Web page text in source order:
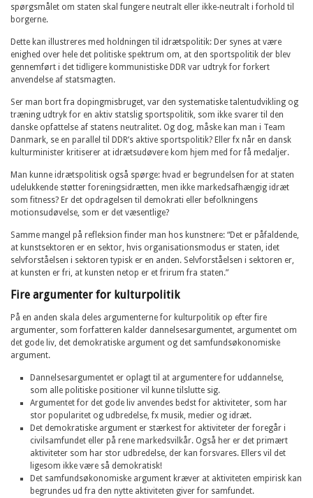
spørgsmålet om staten skal fungere neutralt eller ikke-neutralt i forhold til
borgerne.
Dette kan illustreres med holdningen til idrætspolitik: Der synes at være
enighed over hele det politiske spektrum om, at den sportspolitik der blev
gennemført i det tidligere kommunistiske DDR var udtryk for forkert
anvendelse af statsmagten.
Ser man bort fra dopingmisbruget, var den systematiske talentudvikling og
træning udtryk for en aktiv statslig sportspolitik, som ikke svarer til den
danske opfattelse af statens neutralitet. Og dog, måske kan man i Team
Danmark, se en parallel til DDR’s aktive sportspolitik? Eller fx når en dansk
kulturminister kritiserer at idrætsudøvere kom hjem med for få medaljer.
Man kunne idrætspolitisk også spørge: hvad er begrundelsen for at staten
udelukkende støtter foreningsidrætten, men ikke markedsafhængig idræt
som fitness? Er det opdragelsen til demokrati eller befolkningens
motionsudøvelse, som er det væsentlige?
Samme mangel på refleksion finder man hos kunstnere: “Det er påfaldende,
at kunstsektoren er en sektor, hvis organisationsmodus er staten, idet
selvforståelsen i sektoren typisk er en anden. Selvforståelsen i sektoren er,
at kunsten er fri, at kunsten netop er et frirum fra staten.”
Fire argumenter for kulturpolitik
På en anden skala deles argumenterne for kulturpolitik op efter fire
argumenter, som forfatteren kalder dannelsesargumentet, argumentet om
det gode liv, det demokratiske argument og det samfundsøkonomiske
argument.
Dannelsesargumentet er oplagt til at argumentere for uddannelse,
som alle politiske positioner vil kunne tilslutte sig.
Argumentet for det gode liv anvendes bedst for aktiviteter, som har
stor popularitet og udbredelse, fx musik, medier og idræt.
Det demokratiske argument er stærkest for aktiviteter der foregår i
civilsamfundet eller på rene markedsvilkår. Også her er det primært
aktiviteter som har stor udbredelse, der kan forsvares. Ellers vil det
ligesom ikke være så demokratisk!
Det samfundsøkonomiske argument kræver at aktiviteten empirisk kan
begrundes ud fra den nytte aktiviteten giver for samfundet.